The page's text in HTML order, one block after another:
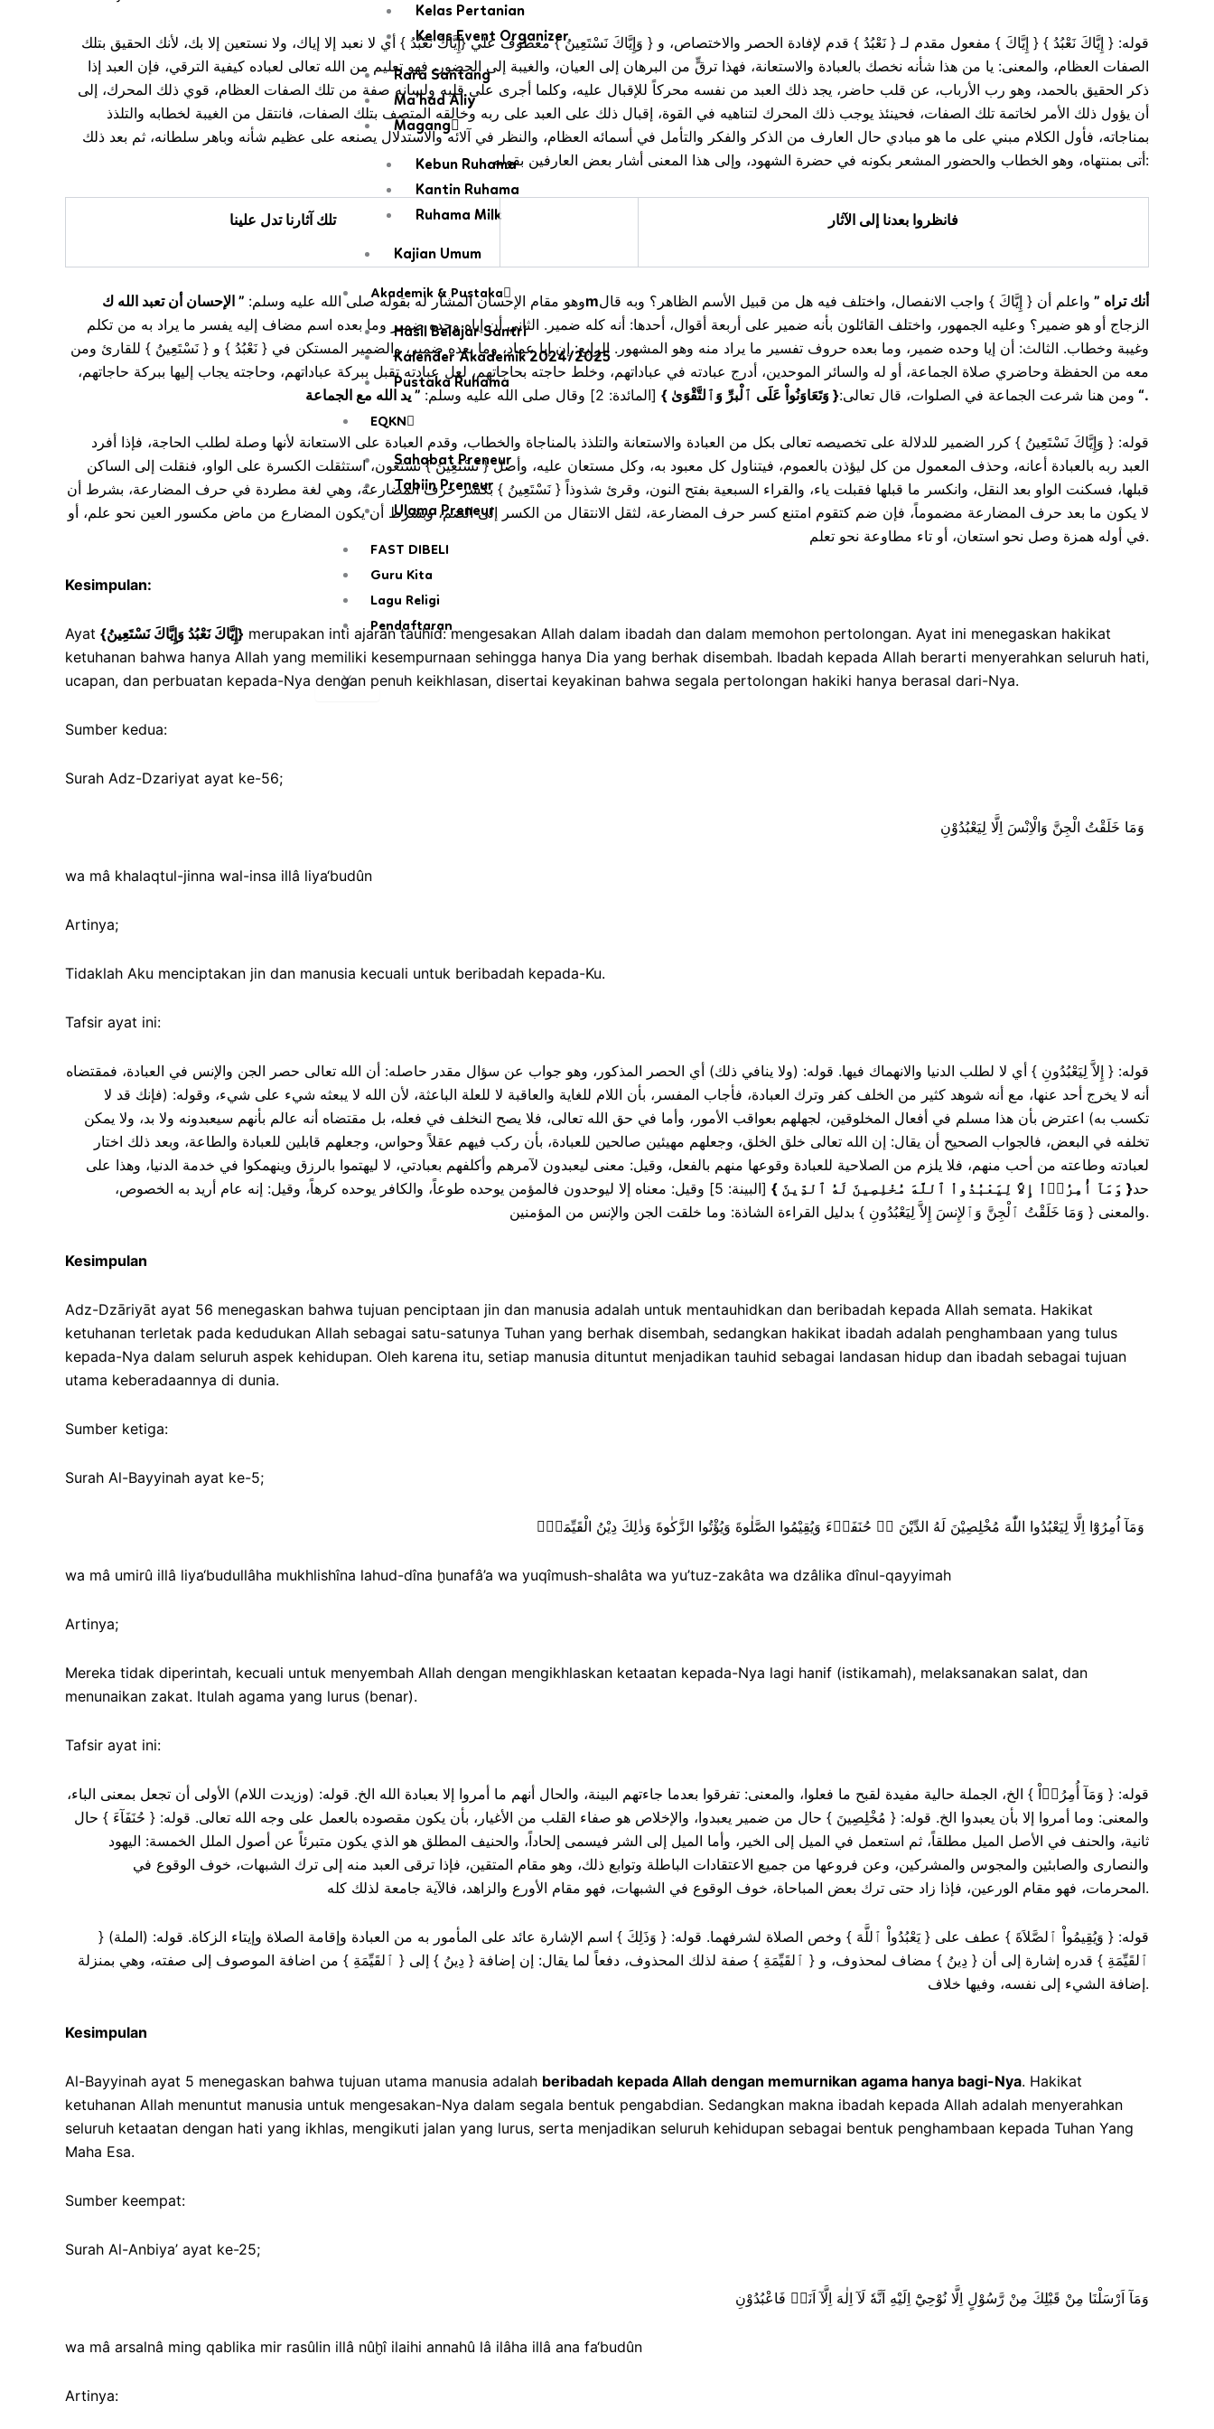
Kelas Pertanian
Kelas Event Organizer
Rara Santang
Ma’had Aliy
Magang
Kebun Ruhama
Kantin Ruhama
Ruhama Milk
Kajian Umum
Akademik & Pustaka
Hasil Belajar Santri
Kalender Akademik 2024/2025
Pustaka Ruhama
EQKN
Sahabat Preneur
Tabiin Preneur
Ulama Preneur
FAST DIBELI
Guru Kita
Lagu Religi
Pendaftaran
X
الصفات العظام، والمعنى: يا من هذا شأنه نخصك بالعبادة والاستعانة، فهذا ترقٍّ من البرهان إلى العيان، والغيبة إلى الحضور، فهو تعليم من الله تعالى لعباده كيفية الترقي، فإن العبد إذا
ذكر الحقيق بالحمد، وهو رب الأرباب، عن قلب حاضر، يجد ذلك العبد من نفسه محركاً للإقبال عليه، وكلما أجرى على قلبه ولسانه صفة من تلك الصفات العظام، قوي ذلك المحرك، إلى
أن يؤول ذلك الأمر لخاتمة تلك الصفات، فحينئذ يوجب ذلك المحرك لتناهيه في القوة، إقبال ذلك على العبد على ربه وخالقه المتصف بتلك الصفات، فانتقل من الغيبة لخطابه والتلذذ
بمناجاته، فأول الكلام مبني على ما هو مبادي حال العارف من الذكر والفكر والتأمل في أسمائه العظام، والنظر في آلائه والاستدلال يصنعه على عظيم شأنه وباهر سلطانه، ثم بعد ذلك
أتى بمنتهاه، وهو الخطاب والحضور المشعر بكونه في حضرة الشهود، وإلى هذا المعنى أشار بعض العارفين بقوله:
تلك آثارنا تدل علينا فانظروا بعدنا إلى الآثار
وهو مقام الإحسان المشار له بقوله صلى الله عليه وسلم: ” الإحسان أن تعبد الله ك m أنك تراه ” واعلم أن { إِيَّاكَ } واجب الانفصال، واختلف فيه هل من قبيل الأسم الظاهر؟ وبه قال
الزجاج أو هو ضمير؟ وعليه الجمهور، واختلف القائلون بأنه ضمير على أربعة أقوال، أحدها: أنه كله ضمير. الثاني أن إياه وحده ضمير وما بعده اسم مضاف إليه يفسر ما يراد به من تكلم
وغيبة وخطاب. الثالث: أن إيا وحده ضمير، وما بعده حروف تفسير ما يراد منه وهو المشهور. الرابع: إن إيا عماد، وما بعده ضمير، والضمير المستكن في { نَعْبُدُ } و { نَسْتَعِينُ } للقارئ ومن
معه من الحفظة وحاضري صلاة الجماعة، أو له والسائر الموحدين، أدرج عبادته في عباداتهم، وخلط حاجته بحاجاتهم، لعل عبادته تقبل ببركة عباداتهم، وحاجته يجاب إليها ببركة حاجاتهم،
ومن هنا شرعت الجماعة في الصلوات، قال تعالى:{ وَتَعَاوَنُواْ عَلَى ٱلْبرِّ وَٱلتَّقْوَىٰ } [المائدة: 2] وقال صلى الله عليه وسلم: ” يد الله مع الجماعة “.
قوله: { وَإِيَّاكَ نَسْتَعِينُ } كرر الضمير للدلالة على تخصيصه تعالى بكل من العبادة والاستعانة والتلذذ بالمناجاة والخطاب، وقدم العبادة على الاستعانة لأنها وصلة لطلب الحاجة، فإذا أفرد
العبد ربه بالعبادة أعانه، وحذف المعمول من كل ليؤذن بالعموم، فيتناول كل معبود به، وكل مستعان عليه، وأصل { نَسْتَعِينُ } نستعون، استثقلت الكسرة على الواو، فنقلت إلى الساكن
قبلها، فسكنت الواو بعد النقل، وانكسر ما قبلها فقبلت ياء، والقراء السبعية بفتح النون، وقرئ شذوذاً { نَسْتَعِينُ } بكسر حرف المضارعة، وهي لغة مطردة في حرف المضارعة، بشرط أن
لا يكون ما بعد حرف المضارعة مضموماً، فإن ضم كتقوم امتنع كسر حرف المضارعة، لثقل الانتقال من الكسر إلى الضم، وبشرط أن يكون المضارع من ماض مكسور العين نحو علم، أو
في أوله همزة وصل نحو استعان، أو تاء مطاوعة نحو تعلم.
Kesimpulan:
Ayat {إِيَّاكَ نَعْبُدُ وَإِيَّاكَ نَسْتَعِينُ} merupakan inti ajaran tauhid: mengesakan Allah dalam ibadah dan dalam memohon pertolongan. Ayat ini menegaskan hakikat
ketuhanan bahwa hanya Allah yang memiliki kesempurnaan sehingga hanya Dia yang berhak disembah. Ibadah kepada Allah berarti menyerahkan seluruh hati,
ucapan, dan perbuatan kepada-Nya dengan penuh keikhlasan, disertai keyakinan bahwa segala pertolongan hakiki hanya berasal dari-Nya.
Sumber kedua:
Surah Adz-Dzariyat ayat ke-56;
wa mâ khalaqtul-jinna wal-insa illâ liya‘budûn
Artinya;
Tidaklah Aku menciptakan jin dan manusia kecuali untuk beribadah kepada-Ku.
Tafsir ayat ini:
قوله: { إِلاَّ لِيَعْبُدُونِ } أي لا لطلب الدنيا والانهماك فيها. قوله: (ولا ينافي ذلك) أي الحصر المذكور، وهو جواب عن سؤال مقدر حاصله: أن الله تعالى حصر الجن والإنس في العبادة، فمقتضاه
أنه لا يخرج أحد عنها، مع أنه شوهد كثير من الخلف كفر وترك العبادة، فأجاب المفسر، بأن اللام للغاية والعاقبة لا للعلة الباعثة، لأن الله لا يبعثه شيء على شيء، وقوله: (فإنك قد لا
تكسب به) اعترض بأن هذا مسلم في أفعال المخلوقين، لجهلهم بعواقب الأمور، وأما في حق الله تعالى، فلا يصح النخلف في فعله، بل مقتضاه أنه عالم بأنهم سيعبدونه ولا بد، ولا يمكن
تخلفه في البعض، فالجواب الصحيح أن يقال: إن الله تعالى خلق الخلق، وجعلهم مهيئين صالحين للعبادة، بأن ركب فيهم عقلاً وحواس، وجعلهم قابلين للعبادة والطاعة، وبعد ذلك اختار
لعبادته وطاعته من أحب منهم، فلا يلزم من الصلاحية للعبادة وقوعها منهم بالفعل، وقيل: معنى ليعبدون لآمرهم وأكلفهم بعبادتي، لا ليهتموا بالرزق وينهمكوا في خدمة الدنيا، وهذا على
حد{ وَمَآ أُمِرُوۤاْ إِلاَّ لِيَعْبُدُواْ ٱللَّهَ مُخْلِصِينَ لَهُ ٱلدِّينَ }
[البينة: 5] وقيل: معناه إلا ليوحدون فالمؤمن يوحده طوعاً، والكافر يوحده كرهاً، وقيل: إنه عام أريد به الخصوص،
والمعنى { وَمَا خَلَقْتُ ٱلْجِنَّ وَٱلإِنسَ إِلاَّ لِيَعْبُدُونِ } بدليل القراءة الشاذة: وما خلقت الجن والإنس من المؤمنين.
Kesimpulan
Adz-Dzāriyāt ayat 56 menegaskan bahwa tujuan penciptaan jin dan manusia adalah untuk mentauhidkan dan beribadah kepada Allah semata. Hakikat
ketuhanan terletak pada kedudukan Allah sebagai satu-satunya Tuhan yang berhak disembah, sedangkan hakikat ibadah adalah penghambaan yang tulus
kepada-Nya dalam seluruh aspek kehidupan. Oleh karena itu, setiap manusia dituntut menjadikan tauhid sebagai landasan hidup dan ibadah sebagai tujuan
utama keberadaannya di dunia.
Sumber ketiga:
Surah Al-Bayyinah ayat ke-5;
wa mâ umirû illâ liya‘budullâha mukhlishîna lahud-dîna ḫunafâ’a wa yuqîmush-shalâta wa yu’tuz-zakâta wa dzâlika dînul-qayyimah
Artinya;
Mereka tidak diperintah, kecuali untuk menyembah Allah dengan mengikhlaskan ketaatan kepada-Nya lagi hanif (istikamah), melaksanakan salat, dan
menunaikan zakat. Itulah agama yang lurus (benar).
Tafsir ayat ini:
قوله: { وَمَآ أُمِرُوۤاْ } الخ، الجملة حالية مفيدة لقبح ما فعلوا، والمعنى: تفرقوا بعدما جاءتهم البينة، والحال أنهم ما أمروا إلا بعبادة الله الخ. قوله: (وزيدت اللام) الأولى أن تجعل بمعنى الباء،
والمعنى: وما أمروا إلا بأن يعبدوا الخ. قوله: { مُخْلِصِينَ } حال من ضمير يعبدوا، والإخلاص هو صفاء القلب من الأغيار، بأن يكون مقصوده بالعمل على وجه الله تعالى. قوله: { حُنَفَآءَ } حال
ثانية، والحنف في الأصل الميل مطلقاً، ثم استعمل في الميل إلى الخير، وأما الميل إلى الشر فيسمى إلحاداً، والحنيف المطلق هو الذي يكون متبرئاً عن أصول الملل الخمسة: اليهود
والنصارى والصابئين والمجوس والمشركين، وعن فروعها من جميع الاعتقادات الباطلة وتوابع ذلك، وهو مقام المتقين، فإذا ترقى العبد منه إلى ترك الشبهات، خوف الوقوع في
المحرمات، فهو مقام الورعين، فإذا زاد حتى ترك بعض المباحاة، خوف الوقوع في الشبهات، فهو مقام الأورع والزاهد، فالآية جامعة لذلك كله.
قوله: { وَيُقِيمُواْ ٱلصَّلاَةَ } عطف على { يَعْبُدُواْ ٱللَّهَ } وخص الصلاة لشرفهما. قوله: { وَذَلِكَ } اسم الإشارة عائد على المأمور به من العبادة وإقامة الصلاة وإيتاء الزكاة. قوله: (الملة) {
ٱلقَيِّمَةِ } قدره إشارة إلى أن { دِينُ } مضاف لمحذوف، و { ٱلقَيِّمَةِ } صفة لذلك المحذوف، دفعاً لما يقال: إن إضافة { دِينُ } إلى { ٱلقَيِّمَةِ } من اضافة الموصوف إلى صفته، وهي بمنزلة
إضافة الشيء إلى نفسه، وفيها خلاف.
Kesimpulan
Al-Bayyinah ayat 5 menegaskan bahwa tujuan utama manusia adalah beribadah kepada Allah dengan memurnikan agama hanya bagi-Nya. Hakikat
ketuhanan Allah menuntut manusia untuk mengesakan-Nya dalam segala bentuk pengabdian. Sedangkan makna ibadah kepada Allah adalah menyerahkan
seluruh ketaatan dengan hati yang ikhlas, mengikuti jalan yang lurus, serta menjadikan seluruh kehidupan sebagai bentuk penghambaan kepada Tuhan Yang
Maha Esa.
Sumber keempat:
Surah Al-Anbiya’ ayat ke-25;
وَمَآ اَرْسَلْنَا مِنْ قَبْلِكَ مِنْ رَّسُوْلٍ اِلَّا نُوْحِيْٓ اِلَيْهِ اَنَّهٗ لَآ اِلٰهَ اِلَّآ اَنَا۠ فَاعْبُدُوْنِ
wa mâ arsalnâ ming qablika mir rasûlin illâ nûḫî ilaihi annahû lâ ilâha illâ ana fa‘budûn
Artinya: